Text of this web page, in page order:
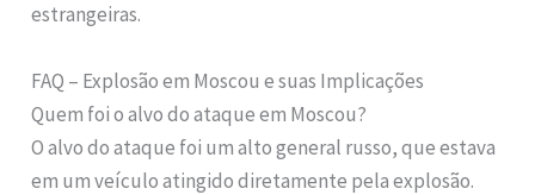
estrangeiras.
FAQ – Explosão em Moscou e suas Implicações
Quem foi o alvo do ataque em Moscou?
O alvo do ataque foi um alto general russo, que estava
em um veículo atingido diretamente pela explosão.